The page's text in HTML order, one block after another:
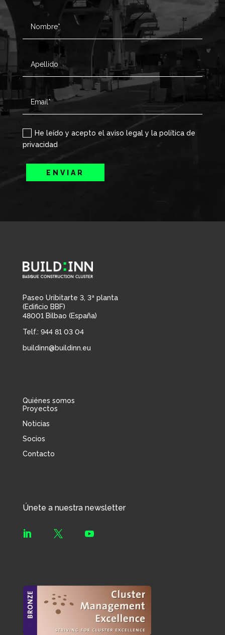
He leído y acepto el aviso legal y la política de
privacidad
ENVIAR
Paseo Uribitarte 3, 3ª planta
(Edificio BBF)
48001 Bilbao (España)
Telf.: 944 81 03 04
buildinn@buildinn.eu
Quiénes somos
Proyectos
Noticias
Socios
Contacto
Únete a nuestra newsletter
  